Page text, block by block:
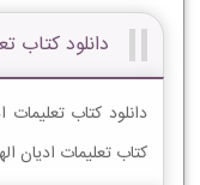
دانلود کتاب
دانلود کتاب
کتاب تعلیمات ادیان الهى و